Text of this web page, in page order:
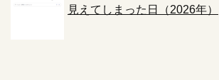
見えてしまった日（2026年）